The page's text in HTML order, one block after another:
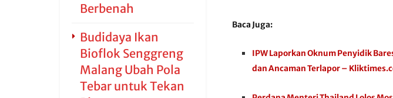
Baca Juga:
IPW Laporkan Oknum Penyidik
dan Ancaman Terlapor –
Berbenah
Budidaya Ikan
Bioflok Senggreng
Malang Ubah Pola
Tebar untuk Tekan